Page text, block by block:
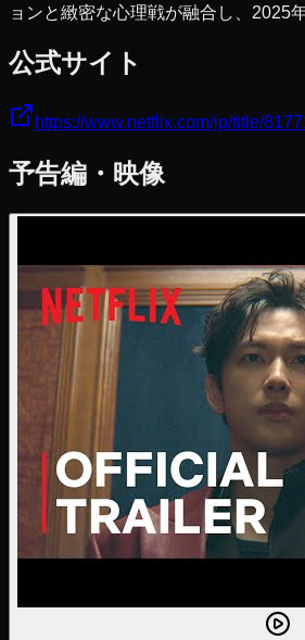
ョンと緻密な心理戦が融合し、2025
公式サイト
https://www.netflix.com/jp/title/
予告編・映像